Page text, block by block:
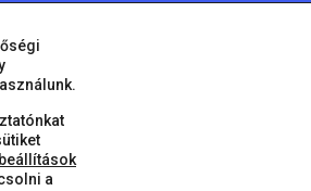
Jogú Város • Minden jog fenntartva!
beállítások
a